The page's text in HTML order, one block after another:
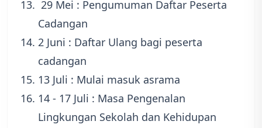
29 Mei : Pengumuman Daftar Peserta
Cadangan
2 Juni : Daftar Ulang bagi peserta
cadangan
13 Juli : Mulai masuk asrama
14 - 17 Juli : Masa Pengenalan
Lingkungan Sekolah dan Kehidupan